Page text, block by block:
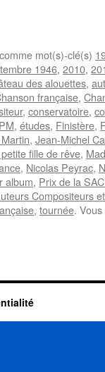
mot(s)-clé(s)
1946, 2010,
des alouettes,
française,
, conservatoire,
, études, Finistère,
, Jean-Michel
fille de rêve,
, Nicolas Peyrac,
album, Prix de la
Compositeurs
, tournée.